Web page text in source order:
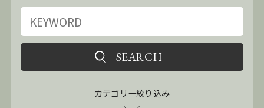
カテゴリー絞り込み